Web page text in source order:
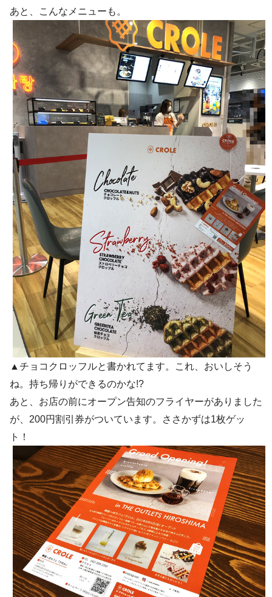
あと、こんなメニューも。
▲チョコクロッフルと書かれてます。これ、おいしそう
ね。持ち帰りができるのかな!?
あと、お店の前にオープン告知のフライヤーがありました
が、200円割引券がついています。ささかずは1枚ゲッ
ト！